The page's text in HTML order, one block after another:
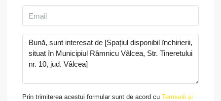
Prin trimiterea acestui formular sunt de acord cu Termenii și